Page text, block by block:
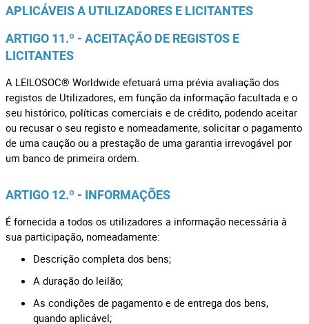
APLICÁVEIS A UTILIZADORES E LICITANTES
ARTIGO 11.º - ACEITAÇÃO DE REGISTOS E
LICITANTES
A LEILOSOC® Worldwide efetuará uma prévia avaliação dos
registos de Utilizadores, em função da informação facultada e o
seu histórico, políticas comerciais e de crédito, podendo aceitar
ou recusar o seu registo e nomeadamente, solicitar o pagamento
de uma caução ou a prestação de uma garantia irrevogável por
um banco de primeira ordem.
ARTIGO 12.º - INFORMAÇÕES
É fornecida a todos os utilizadores a informação necessária à
sua participação, nomeadamente:
Descrição completa dos bens;
A duração do leilão;
As condições de pagamento e de entrega dos bens,
quando aplicável;